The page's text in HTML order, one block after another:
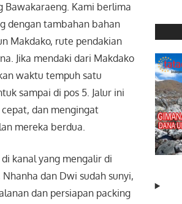
Bawakaraeng. Kami berlima
dengan tambahan bahan
Makdako, rute pendakian
Jika mendaki dari Makdako
waktu tempuh satu
sampai di pos 5. Jalur ini
dan mengingat
mereka berdua.
kanal yang mengalir di
dan Dwi sudah sunyi,
dan persiapan packing